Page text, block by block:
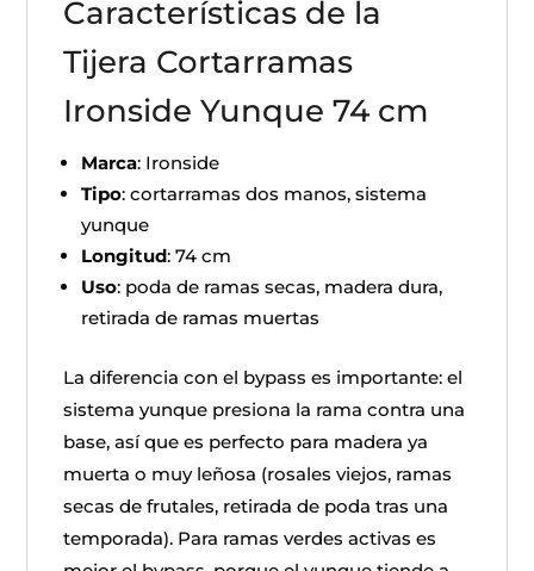
Características de la
Tijera Cortarramas
Ironside Yunque 74 cm
Marca: Ironside
Tipo: cortarramas dos manos, sistema
yunque
Longitud: 74 cm
Uso: poda de ramas secas, madera dura,
retirada de ramas muertas
La diferencia con el bypass es importante: el
sistema yunque presiona la rama contra una
base, así que es perfecto para madera ya
muerta o muy leñosa (rosales viejos, ramas
secas de frutales, retirada de poda tras una
temporada). Para ramas verdes activas es